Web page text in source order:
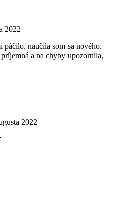
2022
naučila som sa nového.
a na chyby upozornila,
2022